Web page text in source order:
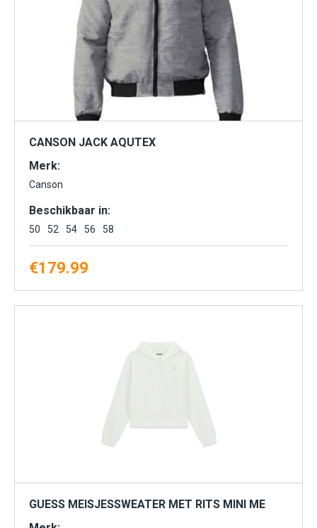
CANSON JACK AQUTEX
Merk:
Canson
Beschikbaar in:
50 52 54 56 58
€179.99
GUESS MEISJESSWEATER MET RITS MINI ME